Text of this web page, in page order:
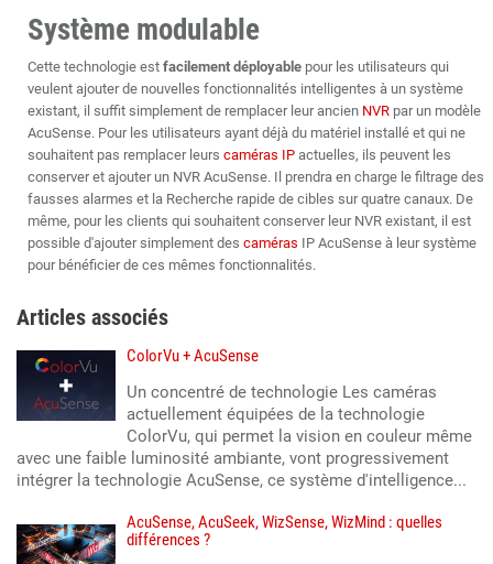
Système modulable
Cette technologie est facilement déployable pour les utilisateurs qui
veulent ajouter de nouvelles fonctionnalités intelligentes à un système
existant, il suffit simplement de remplacer leur ancien NVR par un modèle
AcuSense. Pour les utilisateurs ayant déjà du matériel installé et qui ne
souhaitent pas remplacer leurs caméras IP actuelles, ils peuvent les
conserver et ajouter un NVR AcuSense. Il prendra en charge le filtrage des
fausses alarmes et la Recherche rapide de cibles sur quatre canaux. De
même, pour les clients qui souhaitent conserver leur NVR existant, il est
possible d'ajouter simplement des caméras IP AcuSense à leur système
pour bénéficier de ces mêmes fonctionnalités.
Articles associés
ColorVu + AcuSense
Un concentré de technologie Les caméras
actuellement équipées de la technologie
ColorVu, qui permet la vision en couleur même
avec une faible luminosité ambiante, vont progressivement
intégrer la technologie AcuSense, ce système d'intelligence...
AcuSense, AcuSeek, WizSense, WizMind : quelles
différences ?